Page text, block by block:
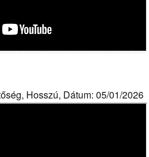
Hosszú, Dátum: 05/01/2026